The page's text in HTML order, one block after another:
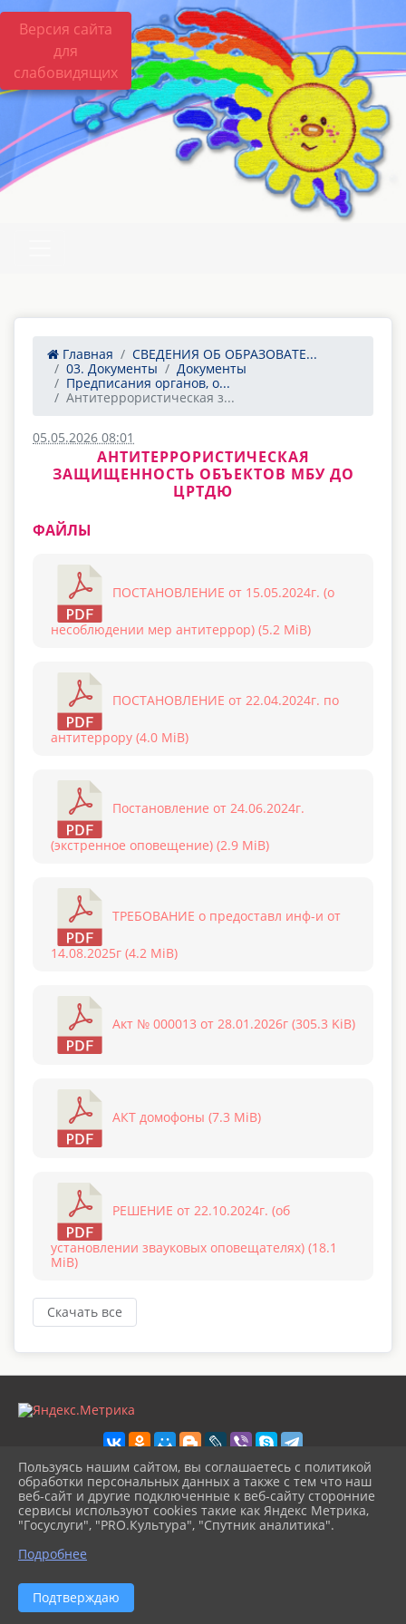
Версия сайта
для
слабовидящих
Главная
СВЕДЕНИЯ ОБ ОБРАЗОВАТЕ...
03. Документы
Документы
Предписания органов, о...
Антитеррористическая з...
05.05.2026 08:01
АНТИТЕРРОРИСТИЧЕСКАЯ
ЗАЩИЩЕННОСТЬ ОБЪЕКТОВ МБУ ДО
ЦРТДЮ
ФАЙЛЫ
ПОСТАНОВЛЕНИЕ от 15.05.2024г. (о
несоблюдении мер антитеррор) (5.2 MiB)
ПОСТАНОВЛЕНИЕ от 22.04.2024г. по
антитеррору (4.0 MiB)
Постановление от 24.06.2024г.
(экстренное оповещение) (2.9 MiB)
ТРЕБОВАНИЕ о предоставл инф-и от
14.08.2025г (4.2 MiB)
Акт № 000013 от 28.01.2026г (305.3 KiB)
АКТ домофоны (7.3 MiB)
РЕШЕНИЕ от 22.10.2024г. (об
установлении звауковых оповещателях) (18.1
MiB)
Скачать все
2026 г. vilcrtdu.ru
Вход
Карта сайта
Политика обработки персональных данных
Сделано на KubCMS
Разработка и поддержка
Пользуясь нашим сайтом, вы соглашаетесь с политикой
обработки персональных данных а также с тем что наш
веб-сайт и другие подключенные к веб-сайту сторонние
сервисы используют cookies такие как Яндекс Метрика,
"Госуслуги", "PRO.Культура", "Спутник аналитика".
Подробнее
Подтверждаю